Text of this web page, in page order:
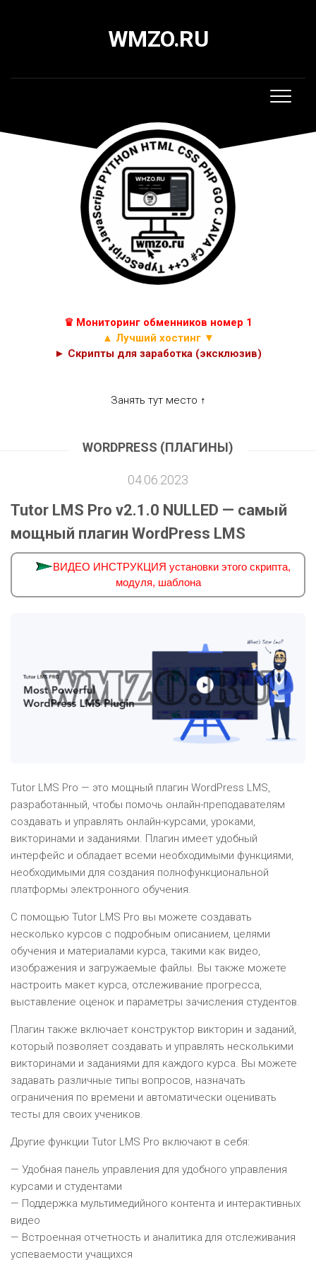
WMZO.RU
♛ Мониторинг обменников номер 1
▲ Лучший хостинг ▼
► Скрипты для заработка (эксклюзив)
Занять тут место ↑
WORDPRESS (ПЛАГИНЫ)
04.06.2023
Tutor LMS Pro v2.1.0 NULLED — самый
мощный плагин WordPress LMS
ВИДЕО ИНСТРУКЦИЯ установки этого скрипта,
модуля, шаблона
Tutor LMS Pro — это мощный плагин WordPress LMS,
разработанный, чтобы помочь онлайн-преподавателям
создавать и управлять онлайн-курсами, уроками,
викторинами и заданиями. Плагин имеет удобный
интерфейс и обладает всеми необходимыми функциями,
необходимыми для создания полнофункциональной
платформы электронного обучения.
С помощью Tutor LMS Pro вы можете создавать
несколько курсов с подробным описанием, целями
обучения и материалами курса, такими как видео,
изображения и загружаемые файлы. Вы также можете
настроить макет курса, отслеживание прогресса,
выставление оценок и параметры зачисления студентов.
Плагин также включает конструктор викторин и заданий,
который позволяет создавать и управлять несколькими
викторинами и заданиями для каждого курса. Вы можете
задавать различные типы вопросов, назначать
ограничения по времени и автоматически оценивать
тесты для своих учеников.
Другие функции Tutor LMS Pro включают в себя:
— Удобная панель управления для удобного управления
курсами и студентами
— Поддержка мультимедийного контента и интерактивных
видео
— Встроенная отчетность и аналитика для отслеживания
успеваемости учащихся